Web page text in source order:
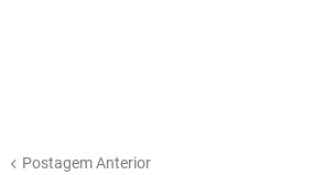
Postagem Anterior